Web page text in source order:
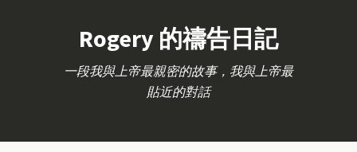
Rogery 的禱告日記
一段我與上帝最親密的故事，我與上帝最
貼近的對話